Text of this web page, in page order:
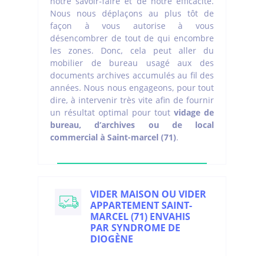
Nous nous déplaçons au plus tôt de
façon à vous autorise à vous
désencombrer de tout de qui encombre
les zones. Donc, cela peut aller du
mobilier de bureau usagé aux des
documents archives accumulés au fil des
années. Nous nous engageons, pour tout
dire, à intervenir très vite afin de fournir
un résultat optimal pour tout vidage de
bureau, d’archives ou de local
commercial à Saint-marcel (71).
VIDER MAISON OU VIDER
APPARTEMENT SAINT-
MARCEL (71) ENVAHIS
PAR SYNDROME DE
DIOGÈNE